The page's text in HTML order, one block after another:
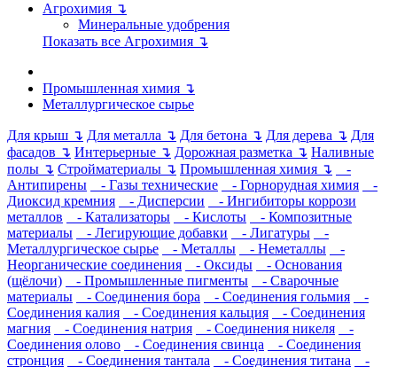
Агрохимия ↴
Минеральные удобрения
Показать все Агрохимия ↴
Промышленная химия ↴
Металлургическое сырье
Для крыш ↴ Для металла ↴ Для бетона ↴ Для дерева ↴ Для
фасадов ↴ Интерьерные ↴ Дорожная разметка ↴ Наливные
полы ↴ Стройматериалы ↴ Промышленная химия ↴
-
Антипирены
- Газы технические - Горнорудная химия
-
Диоксид кремния
- Дисперсии
- Ингибиторы коррози
металлов
- Катализаторы - Кислоты
- Композитные
материалы
- Легирующие добавки - Лигатуры
-
Металлургическое сырье
- Металлы - Неметаллы
-
Неорганические соединения
- Оксиды
- Основания
(щёлочи)
- Промышленные пигменты
- Сварочные
материалы
- Соединения бора - Соединения гольмия
-
Соединения калия
- Соединения кальция
- Соединения
магния
- Соединения натрия - Соединения никеля
-
Соединения олово
- Соединения свинца
- Соединения
стронция
- Соединения тантала - Соединения титана
-